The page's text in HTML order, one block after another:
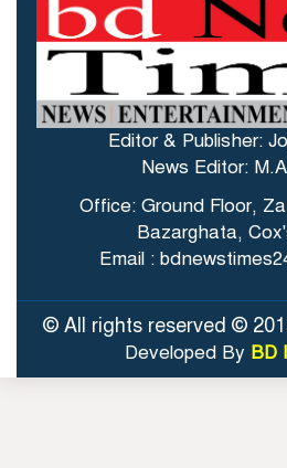
Editor & Publisher:
News Editor:
Office: Ground Floor,
Bazarghata,
Email :
© All rights reserved ©
Developed By BD